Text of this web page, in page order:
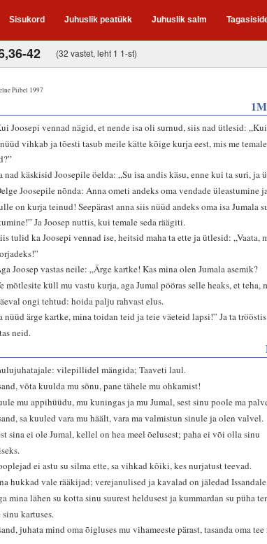
Sisukord Juhuslik peatükk Juhuslik salm
42 (32 vastet, leht 1 1-st)
Piibel 1997
Joosepi vennad nägid, et nende isa oli surnud, siis nad ütlesid:
vihkab ja tõesti tasub meile kätte kõige kurja eest, mis me
nad käskisid Joosepile öelda: „Su isa andis käsu, enne kui ta suri, ja
Joosepile nõnda: Anna ometi andeks oma vendade üleastumine
on kurja teinud! Seepärast anna siis nüüd andeks oma isa Jumala
Ja Joosep nuttis, kui temale seda räägiti.
tulid ka Joosepi vennad ise, heitsid maha ta ette ja ütlesid: „Vaata,
Joosep vastas neile: „Ärge kartke! Kas mina olen Jumala asemik?
mõtlesite küll mu vastu kurja, aga Jumal pööras selle heaks, et teha,
ongi tehtud: hoida palju rahvast elus.
nüüd ärge kartke, mina toidan teid ja teie väeteid lapsi!” Ja ta
neid.
vilepillidel mängida; Taaveti laul.
võta kuulda mu sõnu, pane tähele mu ohkamist!
mu appihüüdu, mu kuningas ja mu Jumal, sest sinu poole ma
sa kuuled vara mu häält, vara ma valmistun sinule ja olen valvel.
sina ei ole Jumal, kellel on hea meel õelusest; paha ei või olla sinu
ei astu su silma ette, sa vihkad kõiki, kes nurjatust teevad.
hukkad vale rääkijad; verejanulised ja kavalad on jäledad Issandale.
mina lähen su kotta sinu suurest heldusest ja kummardan su püha
kartuses.
juhata mind oma õigluses mu vihameeste pärast, tasanda oma